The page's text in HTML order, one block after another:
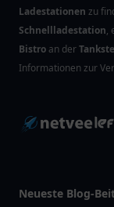
Ladestationen zu
Schnellladestation,
Bistro an der
Informationen zur
Neueste Blog-